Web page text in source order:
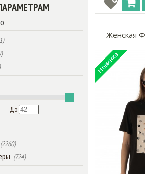
До
(2260)
(724)
Женская